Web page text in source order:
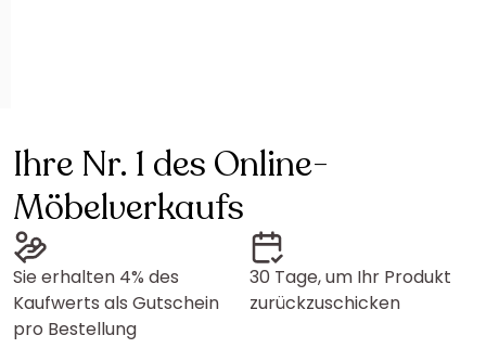
Ihre Nr. 1 des Online-
Möbelverkaufs
Sie erhalten 4% des
Kaufwerts als Gutschein
pro Bestellung
30 Tage, um Ihr Produkt
zurückzuschicken